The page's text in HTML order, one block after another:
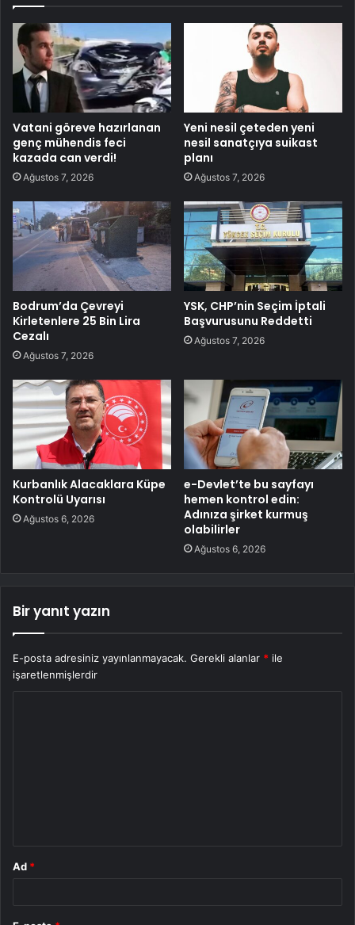
Vatani göreve hazırlanan
genç mühendis feci
kazada can verdi!
Ağustos 7, 2026
Yeni nesil çeteden yeni
nesil sanatçıya suikast
planı
Ağustos 7, 2026
Bodrum’da Çevreyi
Kirletenlere 25 Bin Lira
Cezalı
Ağustos 7, 2026
YSK, CHP’nin Seçim İptali
Başvurusunu Reddetti
Ağustos 7, 2026
Kurbanlık Alacaklara Küpe
Kontrolü Uyarısı
Ağustos 6, 2026
e-Devlet’te bu sayfayı
hemen kontrol edin:
Adınıza şirket kurmuş
olabilirler
Ağustos 6, 2026
Bir yanıt yazın
E-posta adresiniz yayınlanmayacak. Gerekli alanlar * ile
işaretlenmişlerdir
Ad *